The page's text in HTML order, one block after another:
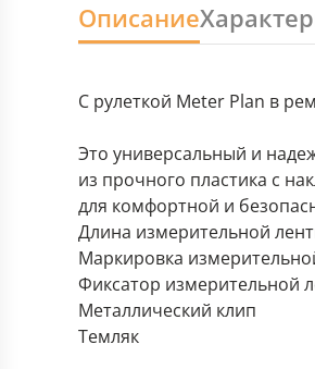
Описание
С рулеткой Meter Plan в
Это универсальный и
из прочного пластика с
для комфортной и
Длина измерительной
Маркировка
Фиксатор измерительной
Металлический клип
Темляк